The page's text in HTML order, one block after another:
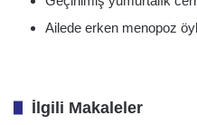
Ailede erken menopoz
İlgili Makaleler